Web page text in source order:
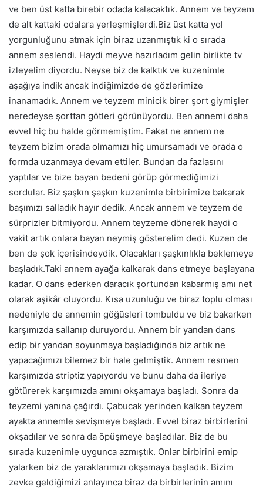
ve ben üst katta birebir odada kalacaktık. Annem ve teyzem
de alt kattaki odalara yerleşmişlerdi.Biz üst katta yol
yorgunluğunu atmak için biraz uzanmıştık ki o sırada
annem seslendi. Haydi meyve hazırladım gelin birlikte tv
izleyelim diyordu. Neyse biz de kalktık ve kuzenimle
aşağıya indik ancak indiğimizde de gözlerimize
inanamadık. Annem ve teyzem minicik birer şort giymişler
neredeyse şorttan götleri görünüyordu. Ben annemi daha
evvel hiç bu halde görmemiştim. Fakat ne annem ne
teyzem bizim orada olmamızı hiç umursamadı ve orada o
formda uzanmaya devam ettiler. Bundan da fazlasını
yaptılar ve bize bayan bedeni görüp görmediğimizi
sordular. Biz şaşkın şaşkın kuzenimle birbirimize bakarak
başımızı salladık hayır dedik. Ancak annem ve teyzem de
sürprizler bitmiyordu. Annem teyzeme dönerek haydi o
vakit artık onlara bayan neymiş gösterelim dedi. Kuzen de
ben de şok içerisindeydik. Olacakları şaşkınlıkla beklemeye
başladık.Taki annem ayağa kalkarak dans etmeye başlayana
kadar. O dans ederken daracık şortundan kabarmış amı net
olarak aşikâr oluyordu. Kısa uzunluğu ve biraz toplu olması
nedeniyle de annemin göğüsleri tombuldu ve biz bakarken
karşımızda sallanıp duruyordu. Annem bir yandan dans
edip bir yandan soyunmaya başladığında biz artık ne
yapacağımızı bilemez bir hale gelmiştik. Annem resmen
karşımızda striptiz yapıyordu ve bunu daha da ileriye
götürerek karşımızda amını okşamaya başladı. Sonra da
teyzemi yanına çağırdı. Çabucak yerinden kalkan teyzem
ayakta annemle sevişmeye başladı. Evvel biraz birbirlerini
okşadılar ve sonra da öpüşmeye başladılar. Biz de bu
sırada kuzenimle uygunca azmıştık. Onlar birbirini emip
yalarken biz de yaraklarımızı okşamaya başladık. Bizim
zevke geldiğimizi anlayınca biraz da birbirlerinin amını